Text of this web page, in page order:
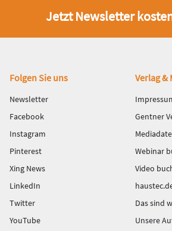
Jetzt Newsletter
Fußbereich
Folgen Sie uns
Newsletter
Facebook
Instagram
Pinterest
Xing News
LinkedIn
Twitter
YouTube
Verlag &
Gentner
Webinar
Video
Das sind
Unsere